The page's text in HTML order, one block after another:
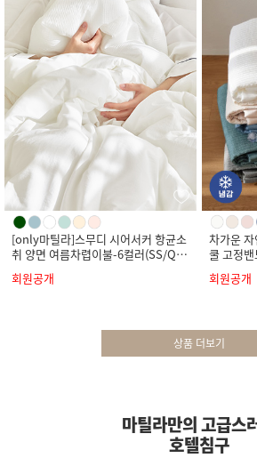
[only마틸라]스무디 시어서커 항균소
취 양면 여름차렵이불-6컬러(SS/Q/
K)
회원공개
차가운
쿨 고정
Q/K)
회원공개
상품 더보기
마틸라만의 고급스
호텔침구